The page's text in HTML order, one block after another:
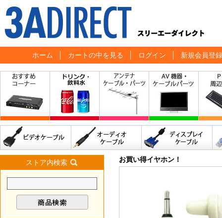
ホーム カートの中を見る ログイン 新規会員登録
ストア内検索 お買い得イヤホン！